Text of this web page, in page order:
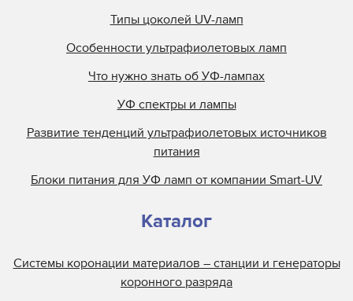
Типы цоколей UV-ламп
Особенности ультрафиолетовых ламп
Что нужно знать об УФ-лампах
УФ спектры и лампы
Развитие тенденций ультрафиолетовых источников
питания
Блоки питания для УФ ламп от компании Smart-UV
Каталог
Системы коронации материалов – станции и генераторы
коронного разряда